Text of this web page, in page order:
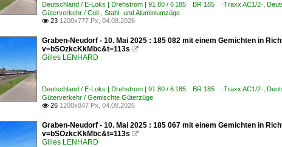
Deutschland / E-Loks | Drehstrom | 91 80 / 6 185 BR 185 ·Traxx AC1/2·
Güterverkehr / Coil-, Stahl- und Aluminiumzüge
 23 1200x777 Px, 04.08.2026
Graben-Neudorf - 10. Mai 2025 : 185 082 mit einem Gemichten in
v=bSOzkcKkMbc&t=113s 
Gilles LENHARD
Deutschland / E-Loks | Drehstrom | 91 80 / 6 185 BR 185 ·Traxx AC1/2·
Güterverkehr / Gemischte Güterzüge
 26 1200x847 Px, 04.08.2026
Graben-Neudorf - 10. Mai 2025 : 185 067 mit einem Gemichten in
v=bSOzkcKkMbc&t=113s 
Gilles LENHARD